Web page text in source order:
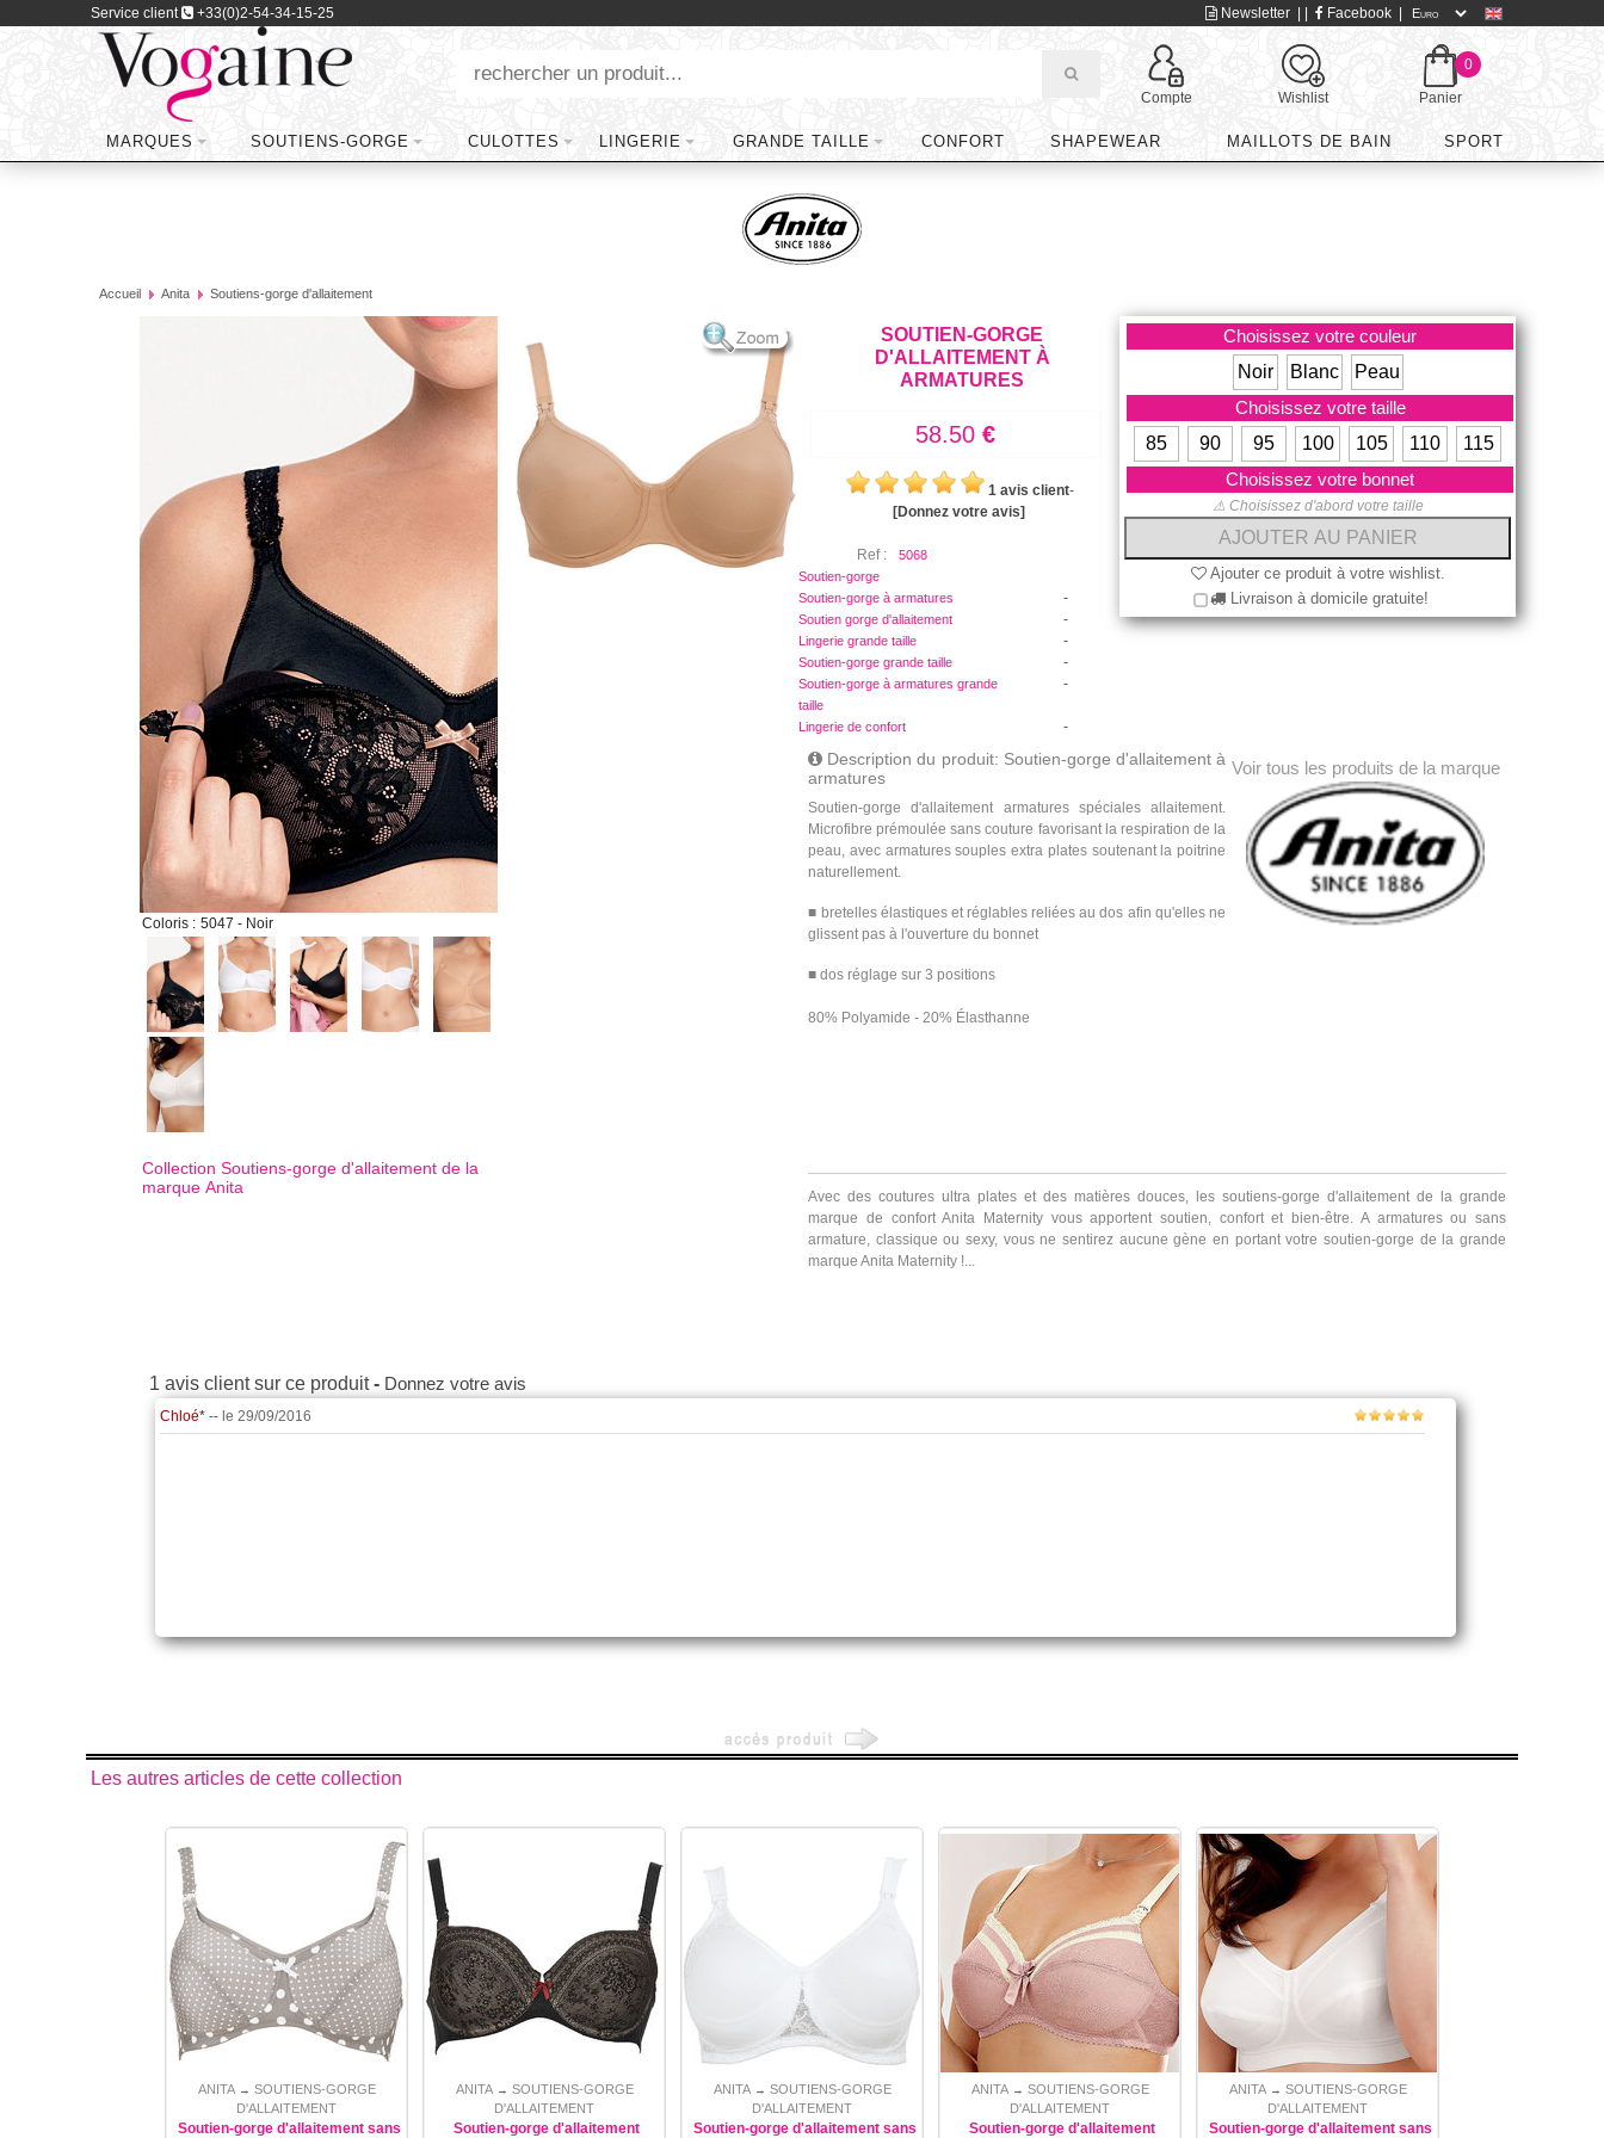
Service client +33(0)2-54-34-15-25 Newsletter Facebook
Compte Wishlist
0
Panier
MARQUES SOUTIENS-GORGE CULOTTES LINGERIE GRANDE TAILLE CONFORT SHAPEWEAR MAILLOTS DE BAIN SPORT
Accueil Anita Soutiens-gorge d'allaitement
Coloris : 5047 - Noir
Collection Soutiens-gorge d'allaitement de la
marque Anita
SOUTIEN-GORGE
D'ALLAITEMENT À
ARMATURES
58.50 €
1 avis client-
[Donnez votre avis]
Ref :
5068
Soutien-gorge
-
Soutien-gorge à armatures
-
Soutien gorge d'allaitement
-
Lingerie grande taille
-
Soutien-gorge grande taille
-
Soutien-gorge à armatures grande
taille
-
Lingerie de confort
Choisissez votre couleur
Noir
Blanc
Peau
Choisissez votre taille
85
90 95 100 105 110
115
Choisissez votre bonnet
⚠ Choisissez d'abord votre taille
Ajouter ce produit à votre wishlist.
Livraison à domicile gratuite!
Voir tous les produits de la marque
Description du produit: Soutien-gorge d'allaitement à
armatures
Soutien-gorge d'allaitement armatures spéciales allaitement.
Microfibre prémoulée sans couture favorisant la respiration de la
peau, avec armatures souples extra plates soutenant la poitrine
naturellement.
■ bretelles élastiques et réglables reliées au dos afin qu'elles ne
glissent pas à l'ouverture du bonnet
■ dos réglage sur 3 positions
80% Polyamide - 20% Élasthanne
Avec des coutures ultra plates et des matières douces, les soutiens-gorge d'allaitement de la grande
marque de confort Anita Maternity vous apportent soutien, confort et bien-être. A armatures ou sans
armature, classique ou sexy, vous ne sentirez aucune gène en portant votre soutien-gorge de la grande
marque Anita Maternity !...
1 avis client sur ce produit- Donnez votre avis
Chloé* -- le 29/09/2016
Les autres articles de cette collection
ANITA → SOUTIENS-GORGE
D'ALLAITEMENT
Soutien-gorge d'allaitement sans
ANITA → SOUTIENS-GORGE
D'ALLAITEMENT
Soutien-gorge d'allaitement
ANITA → SOUTIENS-GORGE
D'ALLAITEMENT
Soutien-gorge d'allaitement sans
ANITA → SOUTIENS-GORGE
D'ALLAITEMENT
Soutien-gorge d'allaitement
ANITA → SOUTIENS-GORGE
D'ALLAITEMENT
Soutien-gorge d'allaitement sans